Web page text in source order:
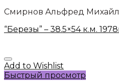
Смирнов Альфред
“Березы” – 38.5×54 к.м.
Add to Wishlist
Быстрый просмотр